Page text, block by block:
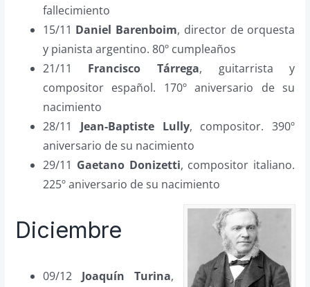
fallecimiento
15/11 Daniel Barenboim, director de orquesta
y pianista argentino. 80º cumpleaños
21/11 Francisco Tárrega, guitarrista y
compositor español. 170º aniversario de su
nacimiento
28/11 Jean-Baptiste Lully, compositor. 390º
aniversario de su nacimiento
29/11 Gaetano Donizetti, compositor italiano.
225º aniversario de su nacimiento
Diciembre
09/12 Joaquín Turina,